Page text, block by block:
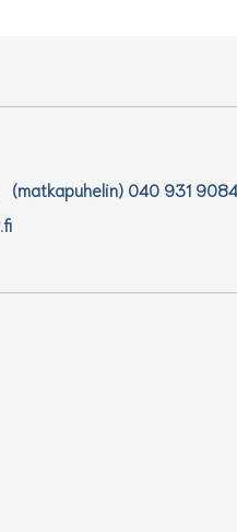
(matkapuhelin) 040 931 9084